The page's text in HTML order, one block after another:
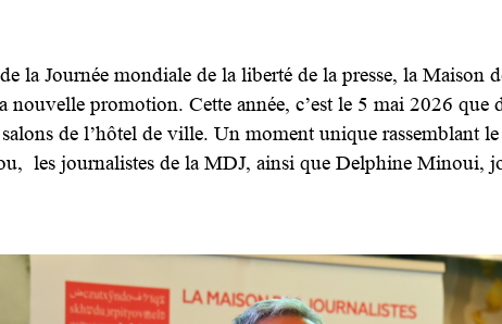
la Journée mondiale de la liberté de la presse, la
nouvelle promotion. Cette année, c’est le 5 mai 2026
de l’hôtel de ville. Un moment unique rassemblant
les journalistes de la MDJ, ainsi que Delphine Minoui,